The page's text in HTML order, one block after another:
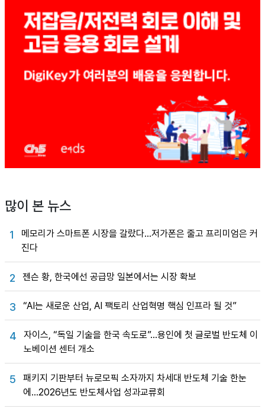
많이 본 뉴스
1
메모리가 스마트폰 시장을 갈랐다…저가폰은 줄고 프리미엄은 커
진다
2 젠슨 황, 한국에선 공급망 일본에서는 시장 확보
3 “AI는 새로운 산업, AI 팩토리 산업혁명 핵심 인프라 될 것”
4
자이스, “독일 기술을 한국 속도로”…용인에 첫 글로벌 반도체 이
노베이션 센터 개소
5
패키지 기판부터 뉴로모픽 소자까지 차세대 반도체 기술 한눈
에…2026년도 반도체사업 성과교류회